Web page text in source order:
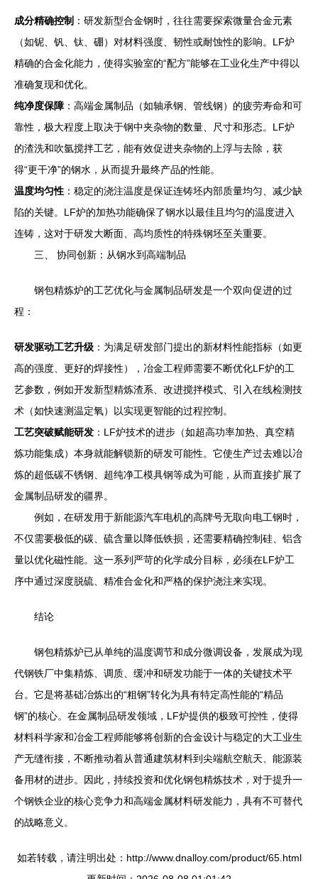
成分精确控制 ：研发新型合金钢时，往往需要探索微量合金元素
（如铌、钒、钛、硼）对材料强度、韧性或耐蚀性的影响。LF炉
精确的合金化能力，使得实验室的“配方”能够在工业化生产中得以
准确复现和优化。
纯净度保障 ：高端金属制品（如轴承钢、管线钢）的疲劳寿命和可
靠性，极大程度上取决于钢中夹杂物的数量、尺寸和形态。LF炉
的渣洗和吹氩搅拌工艺，能有效促进夹杂物的上浮与去除，获
得“更干净”的钢水，从而提升最终产品的性能。
温度均匀性 ：稳定的浇注温度是保证连铸坯内部质量均匀、减少缺
陷的关键。LF炉的加热功能确保了钢水以最佳且均匀的温度进入
连铸，这对于研发大断面、高均质性的特殊钢坯至关重要。
三、 协同创新：从钢水到高端制品
钢包精炼炉的工艺优化与金属制品研发是一个双向促进的过
程：
研发驱动工艺升级 ：为满足研发部门提出的新材料性能指标（如更
高的强度、更好的焊接性），冶金工程师需要不断优化LF炉的工
艺参数，例如开发新型精炼渣系、改进搅拌模式、引入在线检测技
术（如快速测温定氧）以实现更智能的过程控制。
工艺突破赋能研发 ：LF炉技术的进步（如超高功率加热、真空精
炼功能集成）本身就能解锁新的研发可能性。它使生产过去难以冶
炼的超低碳不锈钢、超纯净工模具钢等成为可能，从而直接扩展了
金属制品研发的疆界。
例如，在研发用于新能源汽车电机的高牌号无取向电工钢时，
不仅需要极低的碳、硫含量以降低铁损，还需要精确控制硅、铝含
量以优化磁性能。这一系列严苛的化学成分目标，必须在LF炉工
序中通过深度脱硫、精准合金化和严格的保护浇注来实现。
结论
钢包精炼炉已从单纯的温度调节和成分微调设备，发展成为现
代钢铁厂中集精炼、调质、缓冲和研发功能于一体的关键技术平
台。它是将基础冶炼出的“粗钢”转化为具有特定高性能的“精品
钢”的核心。在金属制品研发领域，LF炉提供的极致可控性，使得
材料科学家和冶金工程师能够将创新的合金设计与稳定的大工业生
产无缝衔接，不断推动着从普通建筑材料到尖端航空航天、能源装
备用材的进步。因此，持续投资和优化钢包精炼技术，对于提升一
个钢铁企业的核心竞争力和高端金属材料研发能力，具有不可替代
的战略意义。
如若转载，请注明出处：http://www.dnalloy.com/product/65.html